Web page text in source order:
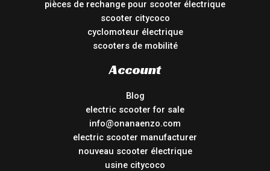
pièces de rechange pour scooter électrique
scooter citycoco
cyclomoteur électrique
scooters de mobilité
Account
Blog
electric scooter for sale
info@onanaenzo.com
electric scooter manufacturer
nouveau scooter électrique
usine citycoco